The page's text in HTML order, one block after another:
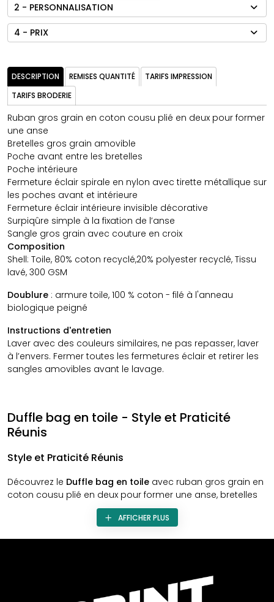
2 - PERSONNALISATION
4 - PRIX
DESCRIPTION REMISES QUANTITÉ
TARIFS IMPRESSION
TARIFS BRODERIE
Ruban gros grain en coton cousu plié en deux pour former
une anse
Bretelles gros grain amovible
Poche avant entre les bretelles
Poche intérieure
Fermeture éclair spirale en nylon avec tirette métallique sur
les poches avant et intérieure
Fermeture éclair intérieure invisible décorative
Surpiqûre simple à la fixation de l’anse
Sangle gros grain avec couture en croix
Composition
Shell: Toile, 80% coton recyclé,20% polyester recyclé, Tissu
lavé, 300 GSM
Doublure : armure toile, 100 % coton - filé à l'anneau
biologique peigné
Instructions d'entretien
Laver avec des couleurs similaires, ne pas repasser, laver
à l’envers. Fermer toutes les fermetures éclair et retirer les
sangles amovibles avant le lavage.
Duffle bag en toile - Style et Praticité
Réunis
Style et Praticité Réunis
Découvrez le Duffle bag en toile avec ruban gros grain en
coton cousu plié en deux pour former une anse, bretelles
gros grain amovible, poche avant entre les bretelles,
poche intérieure, fermeture éclair spirale en nylon avec
AFFICHER PLUS